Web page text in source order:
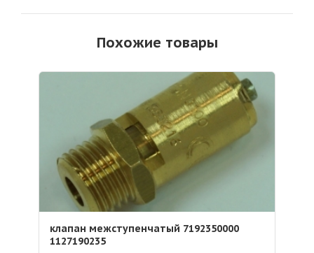
Похожие товары
клапан межступенчатый 7192350000
1127190235